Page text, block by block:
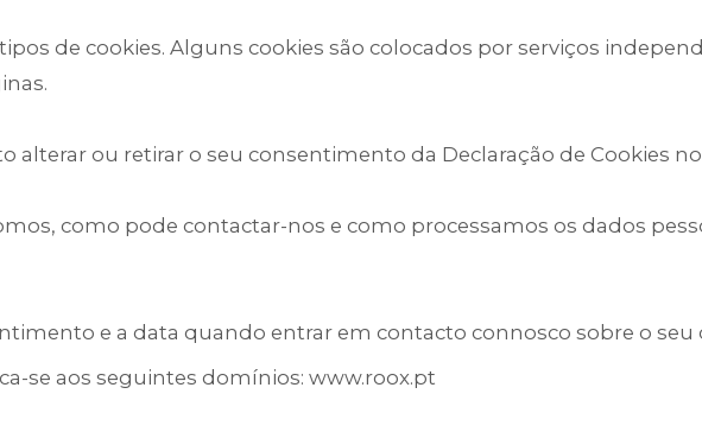
de cookies. Alguns cookies são colocados por serviços
alterar ou retirar o seu consentimento da Declaração de Cookies
como pode contactar-nos e como processamos os dados
e a data quando entrar em contacto connosco sobre o
se aos seguintes domínios: www.roox.pt